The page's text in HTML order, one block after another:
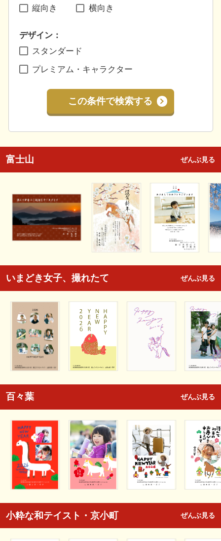
縦向き
横向き
デザイン：
スタンダード
プレミアム・キャラクター
この条件で検索する
富士山 ぜんぶ見る
いまどき女子、撮れたて ぜんぶ見る
百々葉 ぜんぶ見る
小粋な和テイスト・京小町 ぜんぶ見る